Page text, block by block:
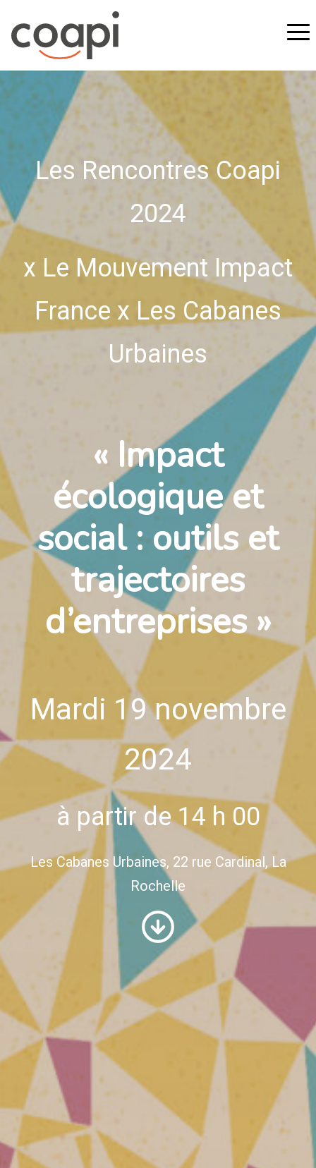
Les Rencontres Coapi
2024
x Le Mouvement Impact
France x Les Cabanes
Urbaines
« Impact
écologique et
social : outils et
trajectoires
d’entreprises »
Mardi 19 novembre
2024
à partir de 14 h 00
Les Cabanes Urbaines, 22 rue Cardinal, La
Rochelle